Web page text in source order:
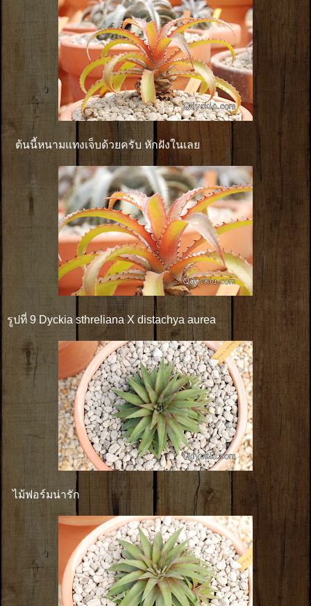
ต้นนี้หนามแทงเจ็บด้วยครับ หักฝังในเลย
รูปที่ 9 Dyckia sthreliana X distachya aurea
ไม้ฟอร์มน่ารัก